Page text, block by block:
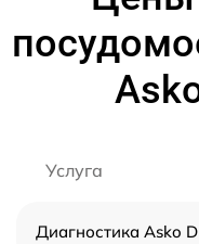
Услуга
Диагностика Asko